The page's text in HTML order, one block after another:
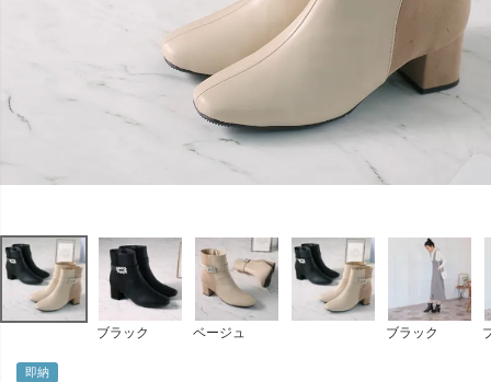
ブラック ベージュ ブラック
即納